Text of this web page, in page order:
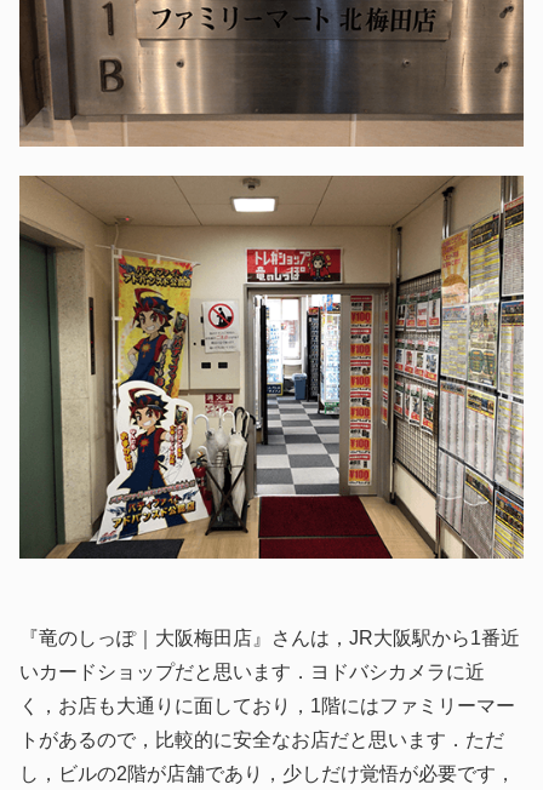
『竜のしっぽ｜大阪梅田店』さんは，JR大阪駅から1番近
いカードショップだと思います．ヨドバシカメラに近
く，お店も大通りに面しており，1階にはファミリーマー
トがあるので，比較的に安全なお店だと思います．ただ
し，ビルの2階が店舗であり，少しだけ覚悟が必要です，